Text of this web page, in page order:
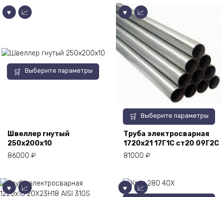
Выберите параметры
Этот
товар
можно
Швеллер гнутый
250х200х10
86000 ₽
Выберите параметры
Этот
товар
имеет
несколько
выбрать
Труба электросварная
1720х21 17Г1С ст20 09Г2С
81000 ₽